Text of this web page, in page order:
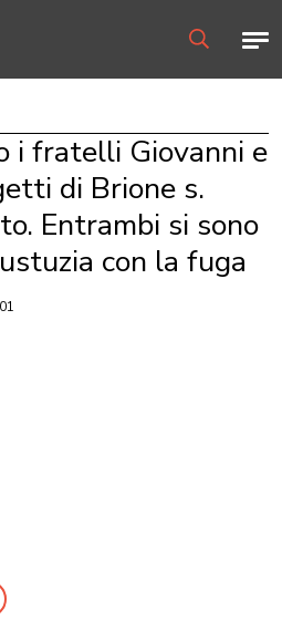
i fratelli Giovanni e
di Brione s.
Entrambi si sono
con la fuga